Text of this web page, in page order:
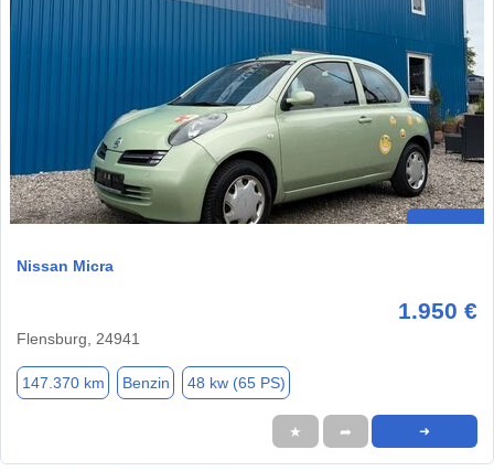
Nissan Micra
1.950 €
Flensburg, 24941
147.370 km Benzin 48 kw (65 PS)
★ ➦ ➜